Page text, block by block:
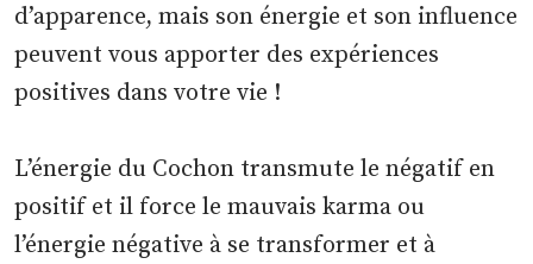
d’apparence, mais son énergie et son influence
peuvent vous apporter des expériences
positives dans votre vie !
L’énergie du Cochon transmute le négatif en
positif et il force le mauvais karma ou
l’énergie négative à se transformer et à